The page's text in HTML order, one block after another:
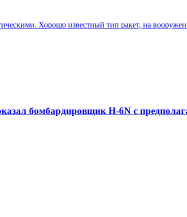
Хорошо известный тип ракет, на
бомбардировщик H-6N с